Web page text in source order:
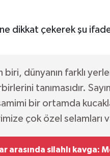
dikkat çekerek şu
dünyanın farklı
tanımasıdır. Sayın
bir ortamda
çok özel selamları
silahlı kavga: